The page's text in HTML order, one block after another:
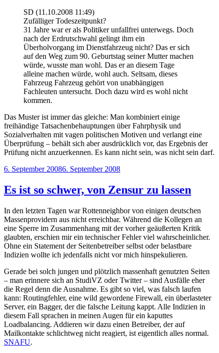
SD (11.10.2008 11:49)
Zufälliger Todeszeitpunkt?
31 Jahre war er als Politiker unfallfrei unterwegs. Doch
nach der Erdrutschwahl gelingt ihm ein
Überholvorgang im Dienstfahrzeug nicht? Das er sich
auf den Weg zum 90. Geburtstag seiner Mutter machen
würde, wusste man wohl. Das er an diesem Tage
alleine machen würde, wohl auch. Seltsam, dieses
Fahrzeug Fahrzeug gehört von unabhängigen
Fachleuten untersucht. Doch dazu wird es wohl nicht
kommen.
Das Muster ist immer das gleiche: Man kombiniert einige
freihändige Tatsachenbehauptungen über Fahrphysik und
Sozialverhalten mit vagen politischen Motiven und verlangt eine
Überprüfung – behält sich aber ausdrücklich vor, das Ergebnis der
Prüfung nicht anzuerkennen. Es kann nicht sein, was nicht sein darf.
Veröffentlicht
6. September 20086. September 2008
Es ist so schwer, von Zensur zu lassen
In den letzten Tagen war Rottenneighbor von einigen deutschen
Massenprovidern aus nicht erreichbar. Während die Kollegen an
eine Sperre im Zusammenhang mit der vorher geäußerten Kritik
glaubten, erschien mir ein technischer Fehler viel wahrscheinlicher.
Ohne ein Statement der Seitenbetreiber selbst oder belastbare
Indizien wollte ich jedenfalls nicht vor mich hinspekulieren.
Gerade bei solch jungen und plötzlich massenhaft genutzten Seiten
– man erinnere sich an StudiVZ oder Twitter – sind Ausfälle eher
die Regel denn die Ausnahme. Es gibt so viel, was falsch laufen
kann: Routingfehler, eine wild gewordene Firewall, ein überlasteter
Server, ein Bagger, der die falsche Leitung kappt. Alle Indizien in
diesem Fall sprachen in meinen Augen für ein kaputtes
Loadbalancing. Addieren wir dazu einen Betreiber, der auf
Mailkontakte schlichtweg nicht reagiert, ist eigentlich alles normal.
SNAFU.